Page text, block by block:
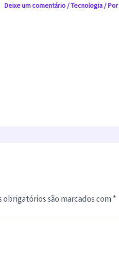
Deixe um comentário/Tecnologia/ Por
obrigatórios são marcados com*